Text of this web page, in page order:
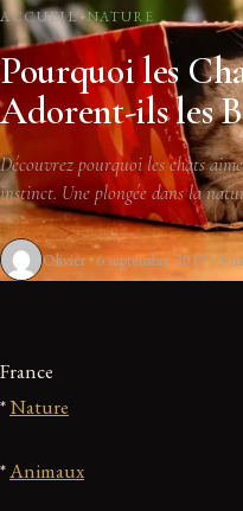
ACCUEIL NATURE
Pourquoi les
Adorent-ils les
Découvrez pourquoi les chats
instinct. Une plongée dans la
Olivier 6 septembre 2019 3
France
*Nature
*Animaux